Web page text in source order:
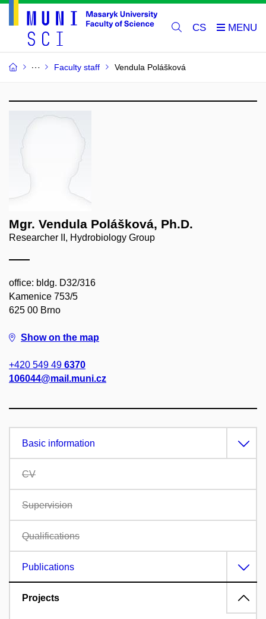
CS
Faculty staff Vendula Polášková
Mgr. Vendula Polášková, Ph.D.
Researcher II, Hydrobiology Group
office: bldg. D32/316
Kamenice 753/5
625 00 Brno
Show on the map
+420 549 49 6370
106044@mail.muni.cz
Basic information
CV
Supervision
Qualifications
Publications
Projects